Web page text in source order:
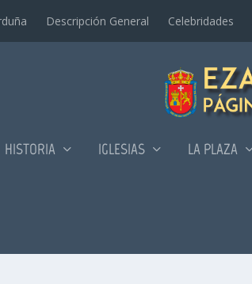
Descripción General Celebridades
HISTORIA IGLESIAS LA PLAZA